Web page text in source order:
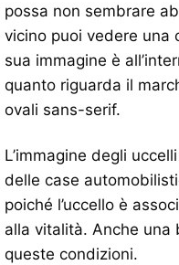
possa non sembrare
vicino puoi vedere una
sua immagine è
quanto riguarda il
ovali sans-serif.
L’immagine degli
delle case
poiché l’uccello è
alla vitalità. Anche una
queste condizioni.